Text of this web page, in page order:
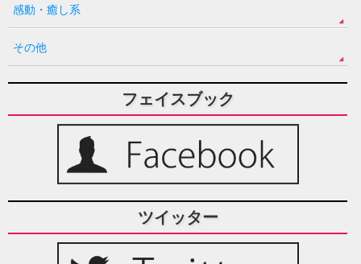
感動・癒し系
その他
フェイスブック
ツイッター